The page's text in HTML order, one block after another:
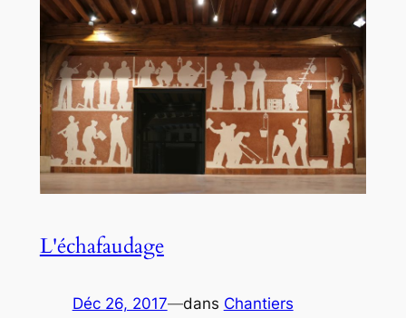
L'échafaudage
Déc 26, 2017—dans Chantiers